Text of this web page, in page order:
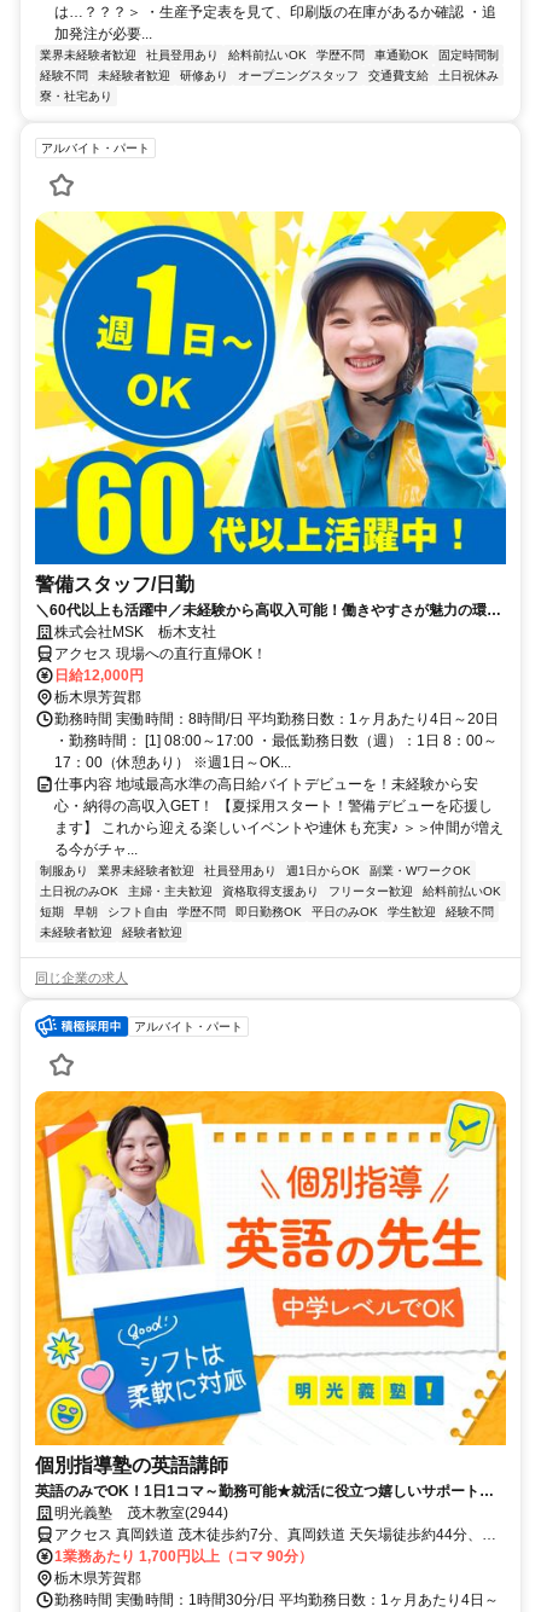
は…？？？＞ ・生産予定表を見て、印刷版の在庫があるか確認 ・追
加発注が必要...
業界未経験者歓迎 社員登用あり 給料前払いOK 学歴不問 車通勤OK
固定時間制
経験不問
未経験者歓迎 研修あり オープニングスタッフ 交通費支給
土日祝休み
寮・社宅あり
アルバイト・パート
警備スタッフ/日勤
＼60代以上も活躍中／未経験から高収入可能！働きやすさが魅力の環境
で警備員デビューをしませんか！【月収24万円可能！日払いもOK！】
勤務3日前迄シフト申請が可能です！週1日～・短期もOK！あなたのラ
イフスタイルに合わせてお仕事しませんか！未経験者大歓迎！年代幅広
く活躍しています。
株式会社MSK 栃木支社
アクセス 現場への直行直帰OK！
日給12,000円
栃木県芳賀郡
勤務時間 実働時間：8時間/日 平均勤務日数：1ヶ月あたり4日～20日
・勤務時間： [1] 08:00～17:00 ・最低勤務日数（週）：1日 8：00～
17：00（休憩あり） ※週1日～OK...
仕事内容 地域最高水準の高日給バイトデビューを！未経験から安
心・納得の高収入GET！ 【夏採用スタート！警備デビューを応援し
ます】 これから迎える楽しいイベントや連休も充実♪ ＞＞仲間が増え
る今がチャ...
制服あり 業界未経験者歓迎 社員登用あり 週1日からOK
副業・WワークOK
土日祝のみOK
主婦・主夫歓迎 資格取得支援あり フリーター歓迎
給料前払いOK
短期
早朝 シフト自由 学歴不問 即日勤務OK 平日のみOK 学生歓迎
経験不問
未経験者歓迎
経験者歓迎
同じ企業の求人
アルバイト・パート
個別指導塾の英語講師
英語のみでOK！1日1コマ～勤務可能★就活に役立つ嬉しいサポートも
◎ミドル・シニアも活躍中
明光義塾 茂木教室(2944)
アクセス 真岡鉄道 茂木徒歩約7分、真岡鉄道 天矢場徒歩約44分、真
岡鉄道 笹原田徒歩約55分
1業務あたり 1,700円以上（コマ 90分）
栃木県芳賀郡
勤務時間 実働時間：1時間30分/日 平均勤務日数：1ヶ月あたり4日～